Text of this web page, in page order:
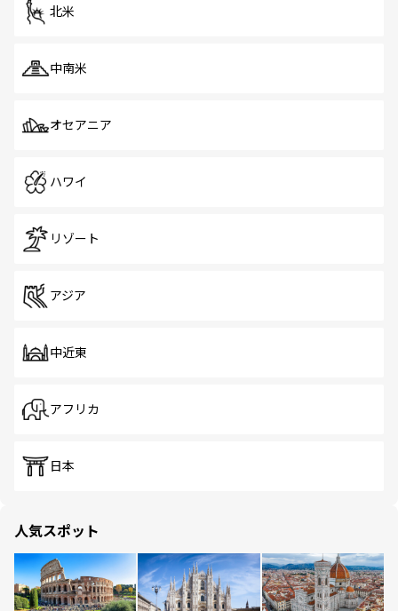
北米
中南米
オセアニア
ハワイ
リゾート
アジア
中近東
アフリカ
日本
人気スポット